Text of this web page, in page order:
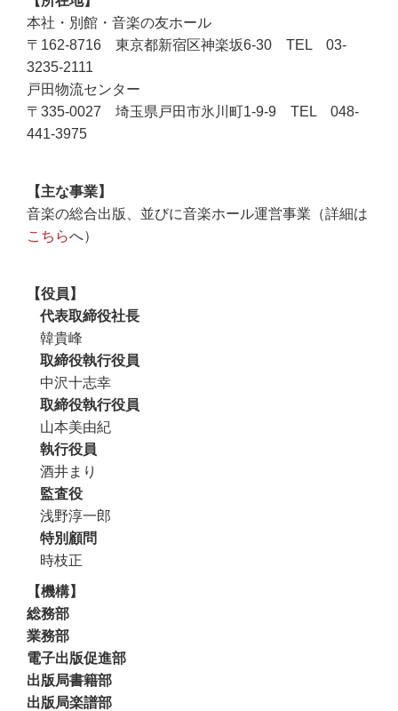
本社・別館・音楽の友ホール
〒162-8716 東京都新宿区神楽坂6-30 TEL 03-
3235-2111
戸田物流センター
〒335-0027 埼玉県戸田市氷川町1-9-9 TEL 048-
441-3975
主な事業
音楽の総合出版、並びに音楽ホール運営事業（詳細は
こちらへ）
役員
代表取締役社長
韓貴峰
取締役執行役員
中沢十志幸
取締役執行役員
山本美由紀
執行役員
酒井まり
監査役
浅野淳一郎
特別顧問
時枝正
機構
総務部
業務部
電子出版促進部
出版局書籍部
出版局楽譜部